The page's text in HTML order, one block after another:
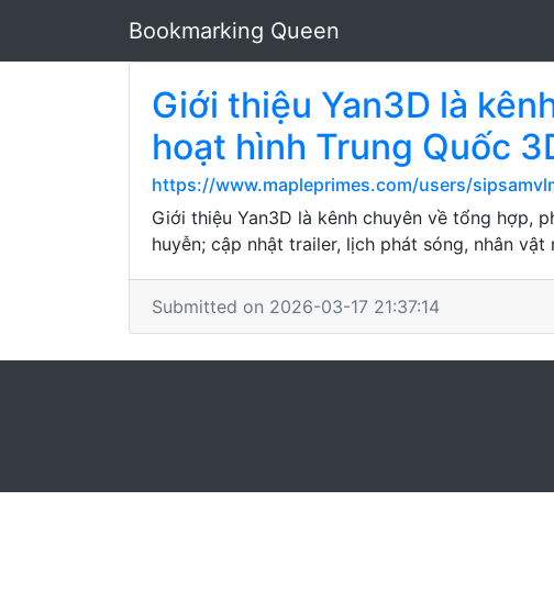
Bookmarking Queen
Giới thiệu Yan3D là
hoạt hình Trung Quốc
https://www.mapleprimes.com/users/
Giới thiệu Yan3D là kênh chuyên về tổng hợp,
huyễn; cập nhật trailer, lịch phát sóng, nhân vật
Submitted on 2026-03-17 21:37:14